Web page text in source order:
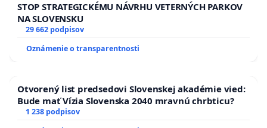
STOP STRATEGICKÉMU NÁVRHU VETERNÝCH PARKOV
NA SLOVENSKU
29 662 podpisov
Oznámenie o transparentnosti
Otvorený list predsedovi Slovenskej akadémie vied:
Bude mať Vízia Slovenska 2040 mravnú chrbticu?
1 238 podpisov